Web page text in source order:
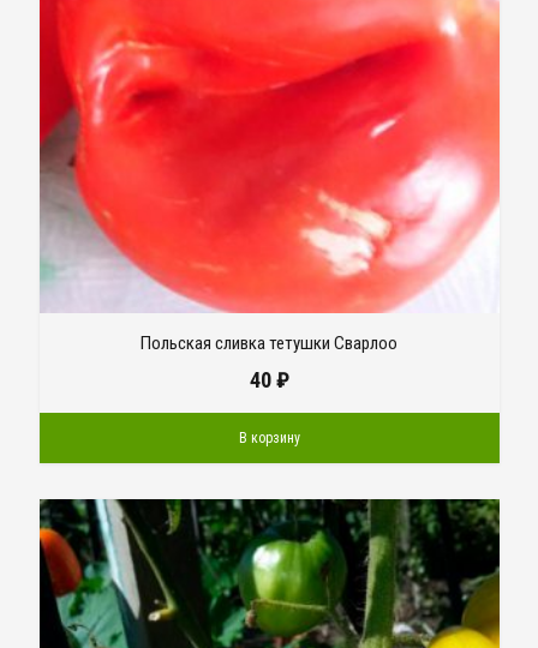
Польская сливка тетушки Сварлоо
40₽
В корзину